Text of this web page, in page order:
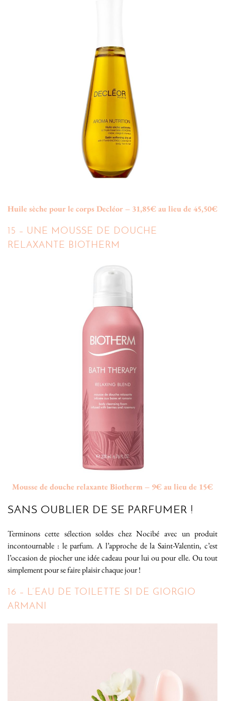
Huile sèche pour le corps Decléor – 31,85€ au lieu de 45,50€
15 – UNE MOUSSE DE DOUCHE
RELAXANTE BIOTHERM
Mousse de douche relaxante Biotherm – 9€ au lieu de 15€
SANS OUBLIER DE SE PARFUMER !
Terminons cette sélection soldes chez Nocibé avec un produit
incontournable : le parfum. A l’approche de la Saint-Valentin, c’est
l’occasion de piocher une idée cadeau pour lui ou pour elle. Ou tout
simplement pour se faire plaisir chaque jour !
16 – L’EAU DE TOILETTE SI DE GIORGIO
ARMANI